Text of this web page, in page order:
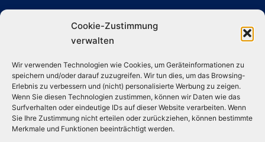
Cookie-Zustimmung
verwalten
Wir verwenden Technologien wie Cookies, um Geräteinformationen zu
speichern und/oder darauf zuzugreifen. Wir tun dies, um das Browsing-
Erlebnis zu verbessern und (nicht) personalisierte Werbung zu zeigen.
Wenn Sie diesen Technologien zustimmen, können wir Daten wie das
Surfverhalten oder eindeutige IDs auf dieser Website verarbeiten. Wenn
Sie Ihre Zustimmung nicht erteilen oder zurückziehen, können bestimmte
Merkmale und Funktionen beeinträchtigt werden.
ABONNIEREN
Folge uns auf Social Media